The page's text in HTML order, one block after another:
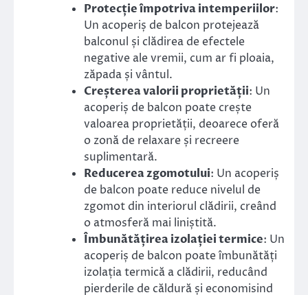
Protecție împotriva intemperiilor:
Un acoperiș de balcon protejează
balconul și clădirea de efectele
negative ale vremii, cum ar fi ploaia,
zăpada și vântul.
Creșterea valorii proprietății: Un
acoperiș de balcon poate crește
valoarea proprietății, deoarece oferă
o zonă de relaxare și recreere
suplimentară.
Reducerea zgomotului: Un acoperiș
de balcon poate reduce nivelul de
zgomot din interiorul clădirii, creând
o atmosferă mai liniștită.
Îmbunătățirea izolației termice: Un
acoperiș de balcon poate îmbunătăți
izolația termică a clădirii, reducând
pierderile de căldură și economisind